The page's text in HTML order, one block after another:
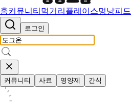
홈커뮤니티 먹거리 플레이스멍냥피드
로그인
커뮤니티 사료 영양제 간식